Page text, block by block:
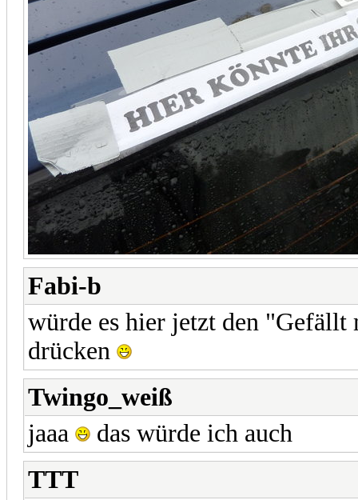
Fabi-b
würde es hier jetzt den
drücken
Twingo_weiß
jaaa
das würde ich auch
TTT